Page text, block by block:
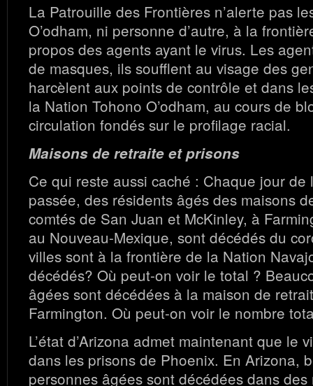
La Patrouille des Frontières n’alerte pas
O’odham, ni personne d’autre, à la
propos des agents ayant le virus. Les
de masques, ils soufflent au visage des
harcèlent aux points de contrôle et dans
la Nation Tohono O’odham, au cours de
circulation fondés sur le profilage racial.
Maisons de retraite et prisons
Ce qui reste aussi caché : Chaque jour de
passée, des résidents âgés des maisons
comtés de San Juan et McKinley, à
au Nouveau-Mexique, sont décédés du
villes sont à la frontière de la Nation
décédés? Où peut-on voir le total ?
âgées sont décédées à la maison de
Farmington. Où peut-on voir le nombre
L’état d’Arizona admet maintenant que le
dans les prisons de Phoenix. En Arizona,
personnes âgées sont décédées dans des